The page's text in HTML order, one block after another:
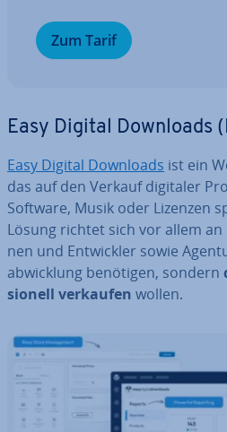
Zum Tarif
Easy Digital Downloads
Easy Digital Downloads ist ein
das auf den Verkauf digitaler
Software, Musik oder Lizenzen
Lösung richtet sich vor allem
nen und Ent­wick­ler sowie
ab­wick­lung benötigen, sondern
sio­nell verkaufen wollen.